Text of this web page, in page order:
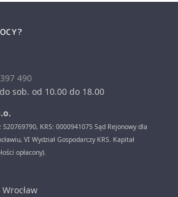
490
sob. od 10.00 do 18.00
520769790, KRS: 0000941075 Sąd Rejonowy dla
VI Wydział Gospodarczy KRS. Kapitał
opłacony).